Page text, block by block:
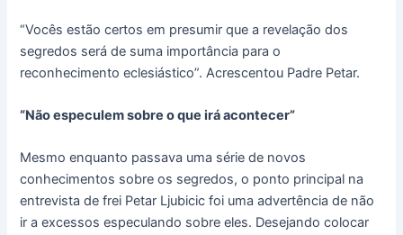
“Vocês estão certos em presumir que a revelação dos
segredos será de suma importância para o
reconhecimento eclesiástico”. Acrescentou Padre Petar.
“Não especulem sobre o que irá acontecer”
Mesmo enquanto passava uma série de novos
conhecimentos sobre os segredos, o ponto principal na
entrevista de frei Petar Ljubicic foi uma advertência de não
ir a excessos especulando sobre eles. Desejando colocar